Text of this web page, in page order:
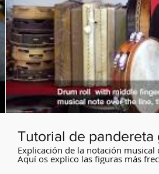
Tutorial de
Explicación de la notación musical
Aquí os explico las figuras más
la pandereta gallega.